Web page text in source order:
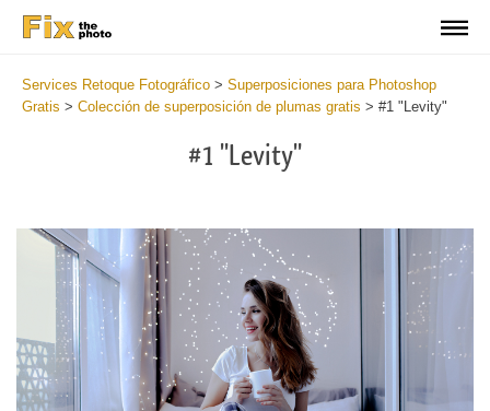
Services Retoque Fotográfico > Superposiciones para Photoshop
Gratis > Colección de superposición de plumas gratis > #1 "Levity"
#1 "Levity"